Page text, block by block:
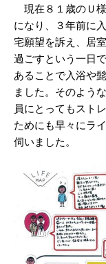
現在８１歳のＵ
になり、３年前に
宅願望を訴え、居
過ごすという一日
あることで入浴や
ました。そのよう
員にとってもスト
ためにも早々にラ
伺いました。